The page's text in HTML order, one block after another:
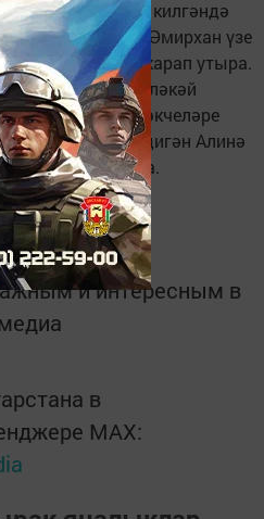
идем. Мин килгәндә
уратып алган. Әмирхан үзе
тыныч кына карап утыра.
яшь тула. Ул бәләкәй
дәрәҗәле җитәкчеләре
бик яхшы», – дигән Алинә
басмасына.
алынды.
и интересным в
в
MАХ: